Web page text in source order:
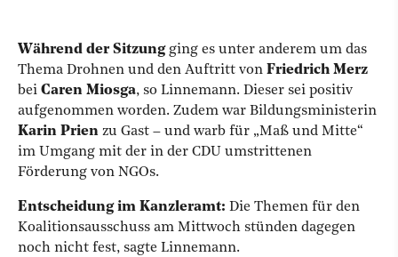
Während der Sitzungging es unter anderem um das
Thema Drohnen und den Auftritt von Friedrich Merz
bei Caren Miosga, so Linnemann. Dieser sei positiv
aufgenommen worden. Zudem war Bildungsministerin
Karin Prien zu Gast – und warb für „Maß und Mitte“
im Umgang mit der in der CDU umstrittenen
Förderung von NGOs.
Entscheidung im Kanzleramt: Die Themen für den
Koalitionsausschuss am Mittwoch stünden dagegen
noch nicht fest, sagte Linnemann.